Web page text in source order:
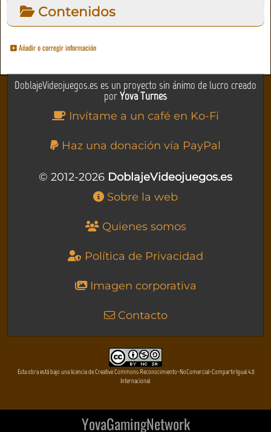
Contenidos
Añadir o corregir información
DoblajeVideojuegos.es es un proyecto sin ánimo de lucro creado
porYova Turnes
Invítame a un café en Ko-Fi
Haz una donación vía PayPal
© 2012-2026 DoblajeVideojuegos.es
Sobre la web
Quienes somos
Política de Privacidad
Imagen corporativa
Contacto
Esta obra está bajo una licencia de Creative Commons Reconocimiento-NoComercial-CompartirIgual 4.0
Internacional
YovaGamingNetwork